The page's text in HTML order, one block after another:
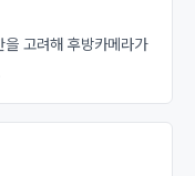
고려해 후방카메라가